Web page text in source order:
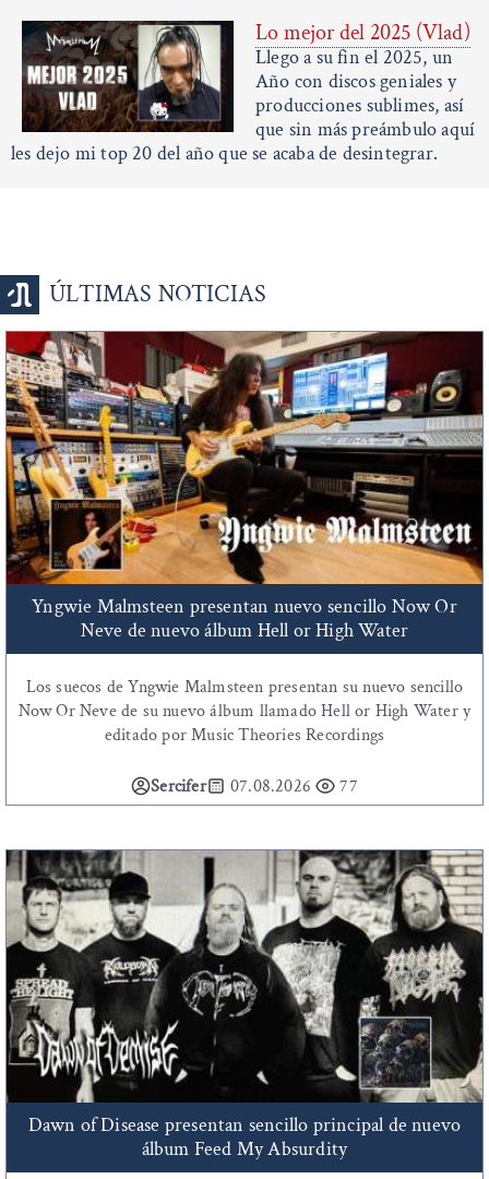
Lo mejor del 2025 (Vlad)
Llego a su fin el 2025, un
Año con discos geniales y
producciones sublimes, así
que sin más preámbulo aquí
les dejo mi top 20 del año que se acaba de desintegrar.
ÚLTIMAS NOTICIAS
Yngwie Malmsteen presentan nuevo sencillo Now Or
Neve de nuevo álbum Hell or High Water
Los suecos de Yngwie Malmsteen presentan su nuevo sencillo
Now Or Neve de su nuevo álbum llamado Hell or High Water y
editado por Music Theories Recordings
Sercifer 07.08.2026 77
Dawn of Disease presentan sencillo principal de nuevo
álbum Feed My Absurdity